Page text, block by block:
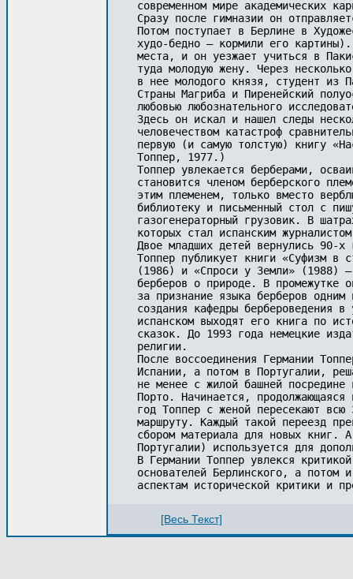
современном мире академических
Сразу после гимназии он
Потом поступает в Берлине в
худо-бедно – кормили его
места, и он уезжает учиться в
туда молодую жену. Через
в нее молодого князя, студент из
Страны Магриба и Пиренейский
любовью любознательного
Здесь он искал и нашел следы
человечеством катастроф
первую (и самую толстую) книгу
Топпер, 1977.)
Топпер увлекается берберами,
становится членом берберского
этим племенем, только вместо
библиотеку и письменный стол с
газогенераторный грузовик. В
которых стал испанским
Двое младших детей вернулись 90-
Топпер публикует книги «Суфизм в
(1986) и «Спроси у Земли» (1988) –
берберов о природе. В промежутке
за признание языка берберов
создания кафедры бербероведения
испанском выходят его книга по
сказок. До 1993 года немецкие
религии.
После воссоединения Германии
Испании, а потом в Португалии,
не менее с жилой башней посредине
Порто. Начинается,
год Топпер с женой пересекают
маршруту. Каждый такой переезд
сбором материала для новых книг.
Португалии) используется для
В Германии Топпер увлекся
основателей Берлинского, а потом
аспектам исторической критики и
[Весь Текст]